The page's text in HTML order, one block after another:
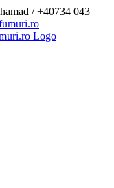
/ +40734 043